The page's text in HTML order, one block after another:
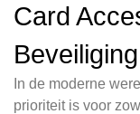
Card
Beveiliging
In de moderne
prioriteit is voor